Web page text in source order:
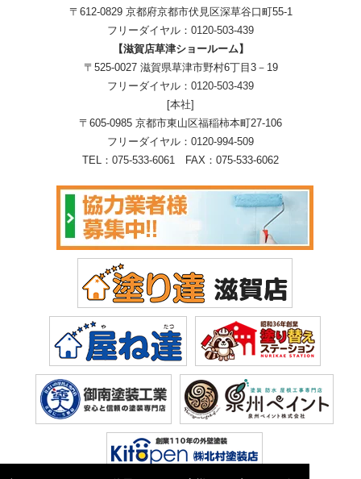
〒612-0829 京都府京都市伏見区深草谷口町55-1
フリーダイヤル： 0120-503-439
【滋賀店草津ショールーム】
〒525-0027 滋賀県草津市野村6丁目3－19
フリーダイヤル： 0120-503-439
[本社]
〒605-0985 京都市東山区福稲柿本町27-106
フリーダイヤル： 0120-994-509
TEL： 075-533-6061 FAX：075-533-6062